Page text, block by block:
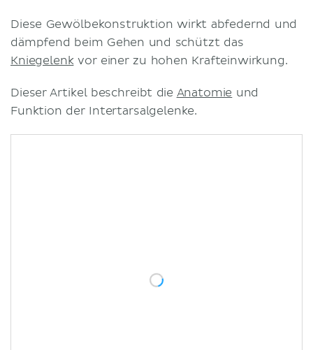
Diese Gewölbekonstruktion wirkt abfedernd und
dämpfend beim Gehen und schützt das
Kniegelenkvor einer zu hohen Krafteinwirkung.
Dieser Artikel beschreibt die Anatomie und
Funktion der Intertarsalgelenke.